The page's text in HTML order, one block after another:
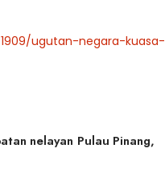
ugutan-negara-kuasa-
nelayan Pulau Pinang,